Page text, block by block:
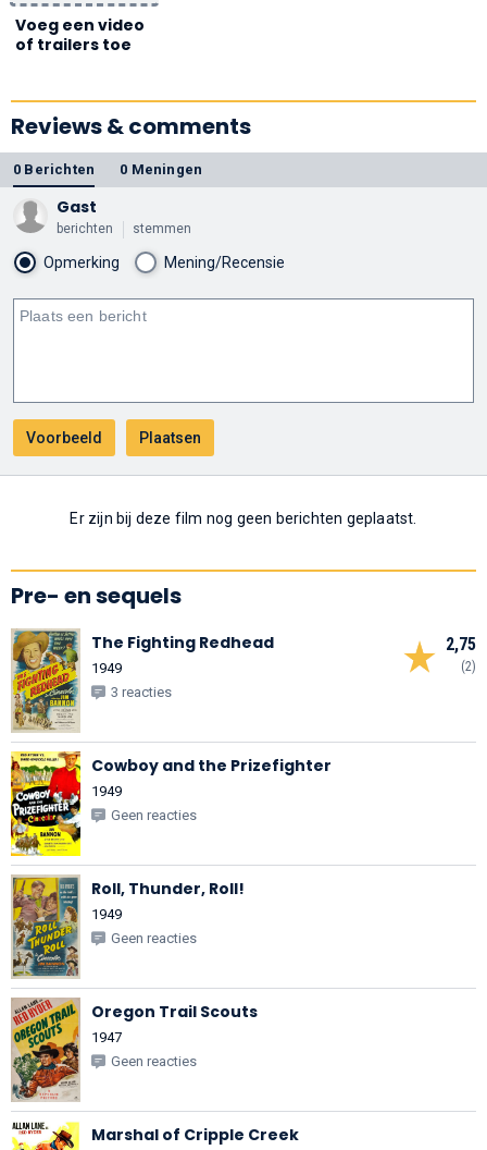
Voeg een video
of trailers toe
Reviews & comments
0 Berichten 0 Meningen
Gast
berichten stemmen
Opmerking Mening/Recensie
Er zijn bij deze film nog geen berichten geplaatst.
Pre- en sequels
2,75
(2)
The Fighting Redhead
1949
3 reacties
Cowboy and the Prizefighter
1949
Geen reacties
Roll, Thunder, Roll!
1949
Geen reacties
Oregon Trail Scouts
1947
Geen reacties
Marshal of Cripple Creek